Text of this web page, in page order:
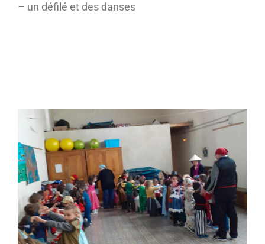
– un défilé et des danses